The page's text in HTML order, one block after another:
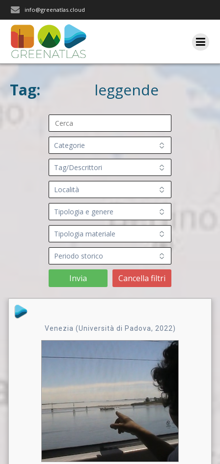
info@greenatlas.cloud
Tag: leggende
Invia Cancella filtri
Venezia (Università di Padova, 2022)